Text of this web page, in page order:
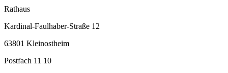
Rathaus
Kardinal-Faulhaber-Straße 12
63801 Kleinostheim
Postfach 11 10